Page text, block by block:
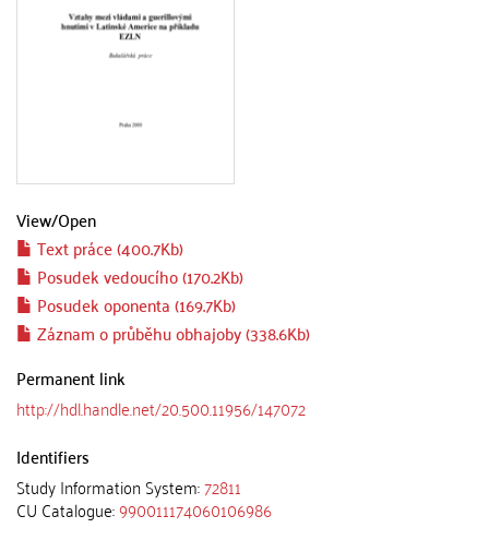
View/Open
Text práce (400.7Kb)
Posudek vedoucího (170.2Kb)
Posudek oponenta (169.7Kb)
Záznam o průběhu obhajoby (338.6Kb)
Permanent link
http://hdl.handle.net/20.500.11956/147072
Identifiers
Study Information System:72811
CU Catalogue:990011174060106986